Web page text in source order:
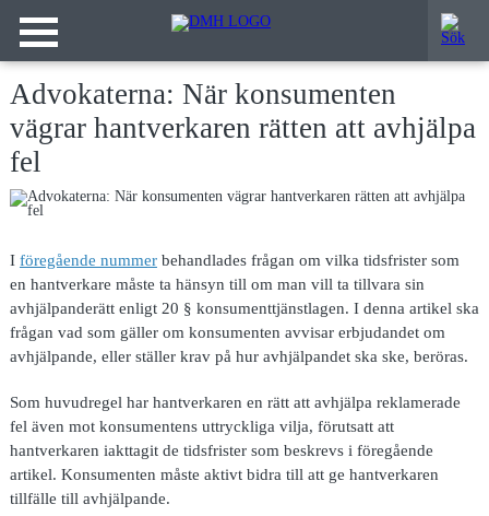
Advokaterna: När konsumenten
vägrar hantverkaren rätten att avhjälpa
fel
I föregående nummerbehandlades frågan om vilka tidsfrister som
en hantverkare måste ta hänsyn till om man vill ta tillvara sin
avhjälpanderätt enligt 20 § konsumenttjänstlagen. I denna artikel ska
frågan vad som gäller om konsumenten avvisar erbjudandet om
avhjälpande, eller ställer krav på hur avhjälpandet ska ske, beröras.
Som huvudregel har hantverkaren en rätt att avhjälpa reklamerade
fel även mot konsumentens uttryckliga vilja, förutsatt att
hantverkaren iakttagit de tidsfrister som beskrevs i föregående
artikel. Konsumenten måste aktivt bidra till att ge hantverkaren
tillfälle till avhjälpande.